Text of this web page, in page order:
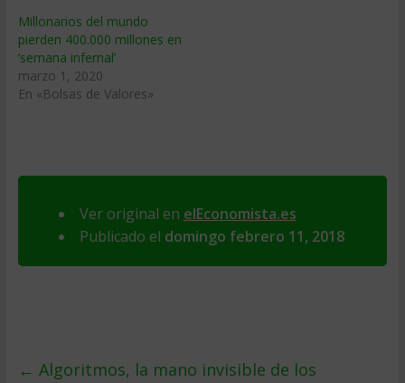
Millonarios del mundo
pierden 400.000 millones en
‘semana infernal’
marzo 1, 2020
En «Bolsas de Valores»
Ver original en elEconomista.es
Publicado el domingo febrero 11, 2018
← Algoritmos, la mano invisible de los